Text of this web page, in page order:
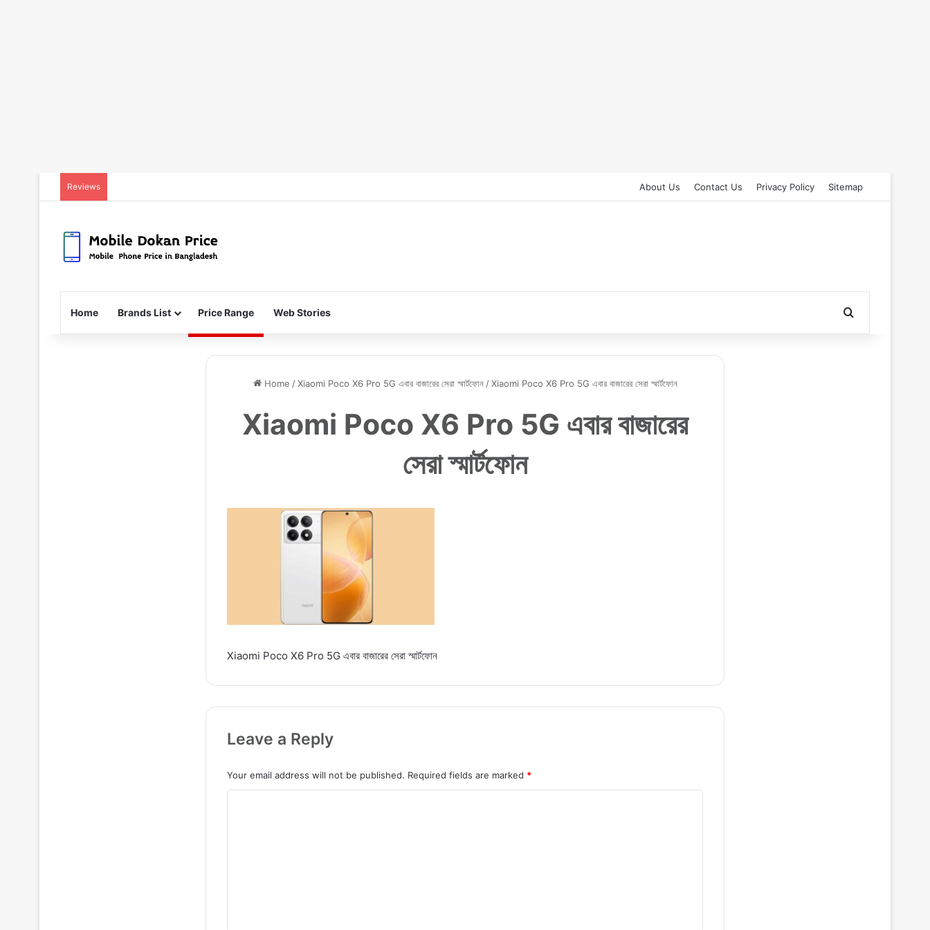
Reviews About Us Contact Us Privacy Policy Sitemap
Home Brands List Price Range Web Stories
Home / Xiaomi Poco X6 Pro 5G এবার বাজারের সেরা স্মার্টফোন / Xiaomi Poco X6 Pro 5G এবার বাজারের সেরা স্মার্টফোন
Xiaomi Poco X6 Pro 5G এবার বাজারের
সেরা স্মার্টফোন
Xiaomi Poco X6 Pro 5G এবার বাজারের সেরা স্মার্টফোন
Leave a Reply
Your email address will not be published. Required fields are marked *